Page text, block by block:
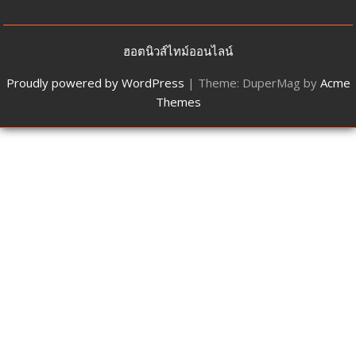
ฮอตนิวส์ไทม์ออนไลน์
Proudly powered by WordPress | Theme: DuperMag by Acme
Themes